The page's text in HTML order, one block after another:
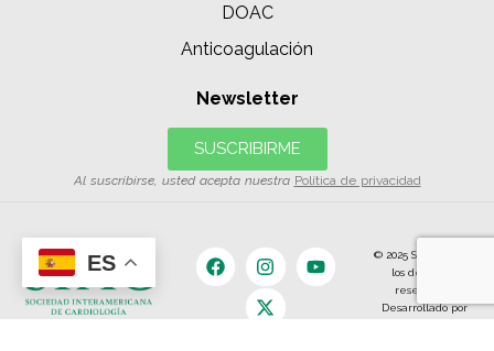
DOAC
Anticoagulación
Newsletter
SUSCRIBIRME
Al suscribirse, usted acepta nuestra Política de privacidad
© 2025 SIAC | Todos
los derechos
reservados.
Desarrollado por
ES